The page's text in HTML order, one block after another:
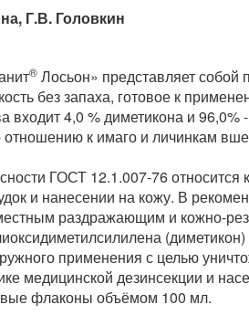
Г.В. Головкин
® Лосьон» представляет собой
без запаха, готовое к
входит 4,0 % диметикона и
к имаго и личинкам
ГОСТ 12.1.007-76 относится
и нанесении на кожу. В
раздражающим и кожно-
применения с целью
медицинской дезинсекции и
флаконы объёмом 100 мл.